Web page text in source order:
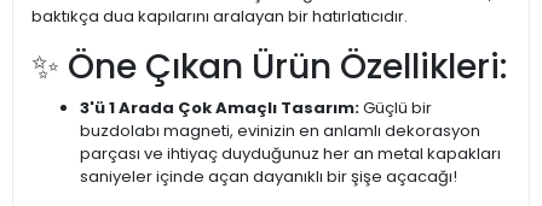
baktıkça dua kapılarını aralayan bir hatırlatıcıdır.
✨ Öne Çıkan Ürün Özellikleri:
3'ü 1 Arada Çok Amaçlı Tasarım:Güçlü bir
buzdolabı magneti, evinizin en anlamlı dekorasyon
parçası ve ihtiyaç duyduğunuz her an metal kapakları
saniyeler içinde açan dayanıklı bir şişe açacağı!